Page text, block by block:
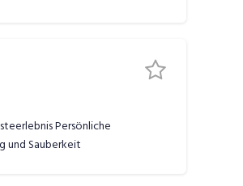
Persönliche
und Sauberkeit